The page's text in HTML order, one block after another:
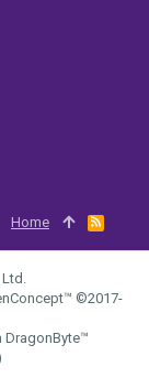
Home
R
S
Ltd.
©2017-
DragonByte™